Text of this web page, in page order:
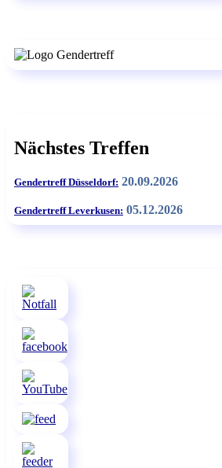
Nächstes Treffen
Gendertreff Düsseldorf: 20.09.2026
Gendertreff Leverkusen: 05.12.2026